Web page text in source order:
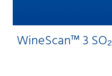
WineScan™ 3 SO₂